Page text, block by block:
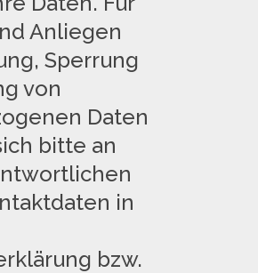
Anliegen
Sperrung
von
Daten
bitte an
in
bzw.